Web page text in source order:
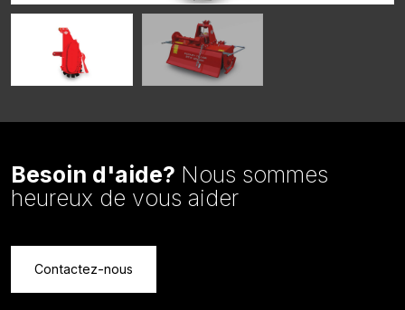
Besoin d'aide? Nous sommes
heureux de vous aider
Contactez-nous